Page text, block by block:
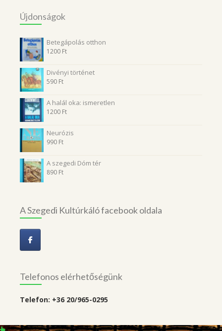
Újdonságok
Betegápolás otthon
1200 Ft
Divényi történet
590 Ft
A halál oka: ismeretlen
1200 Ft
Neurózis
990 Ft
A szegedi Dóm tér
890 Ft
A Szegedi Kultúrkáló facebook oldala
Telefonos elérhetőségünk
Telefon: +36 20/965-0295